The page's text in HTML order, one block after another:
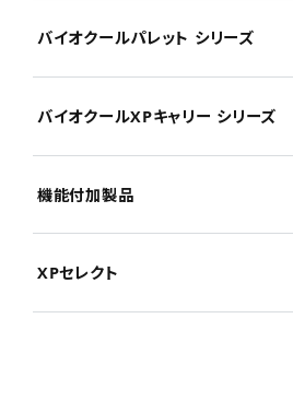
バイオクールパレット シリーズ
バイオクールXPキャリー シリーズ
機能付加製品
XPセレクト